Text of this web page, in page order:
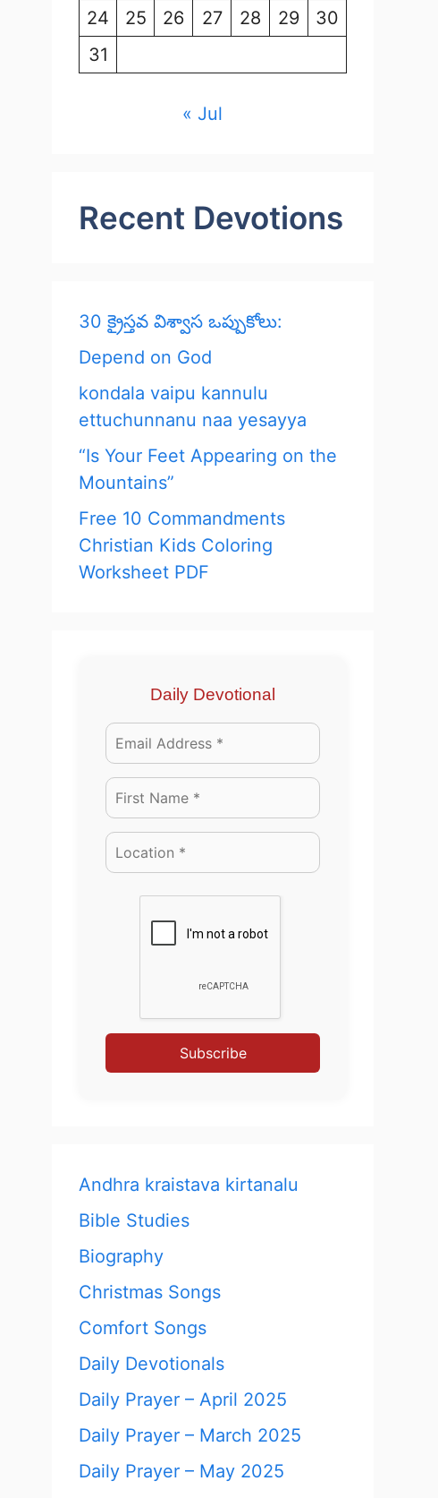
24
25 26 27 28 29
30
31
« Jul
Recent Devotions
30 క్రైస్తవ విశ్వాస ఒప్పుకోలు:
Depend on God
kondala vaipu kannulu
ettuchunnanu naa yesayya
“Is Your Feet Appearing on the
Mountains”
Free 10 Commandments
Christian Kids Coloring
Worksheet PDF
Daily Devotional
Subscribe
Andhra kraistava kirtanalu
Bible Studies
Biography
Christmas Songs
Comfort Songs
Daily Devotionals
Daily Prayer – April 2025
Daily Prayer – March 2025
Daily Prayer – May 2025